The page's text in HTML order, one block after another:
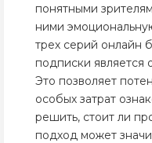
понятными
ними
трех серий онлайн
подписки является
Это позволяет
особых затрат
решить, стоит ли
подход может